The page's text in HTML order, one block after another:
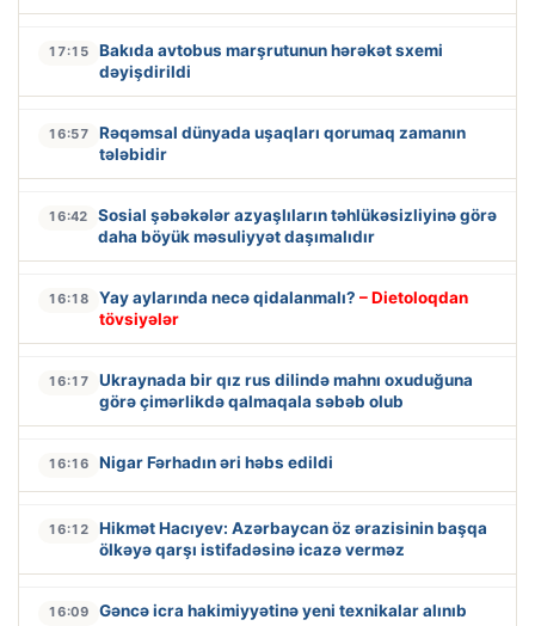
17:15
Bakıda avtobus marşrutunun hərəkət sxemi
dəyişdirildi
16:57
Rəqəmsal dünyada uşaqları qorumaq zamanın
tələbidir
16:42
Sosial şəbəkələr azyaşlıların təhlükəsizliyinə görə
daha böyük məsuliyyət daşımalıdır
16:18 Yay aylarında necə qidalanmalı? – Dietoloqdan
tövsiyələr
16:17
Ukraynada bir qız rus dilində mahnı oxuduğuna
görə çimərlikdə qalmaqala səbəb olub
16:16 Nigar Fərhadın əri həbs edildi
16:12
Hikmət Hacıyev: Azərbaycan öz ərazisinin başqa
ölkəyə qarşı istifadəsinə icazə verməz
16:09 Gəncə icra hakimiyyətinə yeni texnikalar alınıb